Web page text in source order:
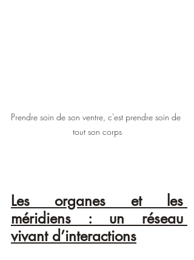
Prendre soin de son ventre, c'est prendre soin de
tout son corps
Les organes et les
méridiens : un réseau
vivant d’interactions